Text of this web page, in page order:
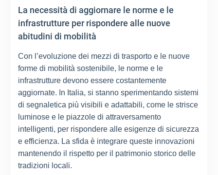
La necessità di aggiornare le norme e le
infrastrutture per rispondere alle nuove
abitudini di mobilità
Con l’evoluzione dei mezzi di trasporto e le nuove
forme di mobilità sostenibile, le norme e le
infrastrutture devono essere costantemente
aggiornate. In Italia, si stanno sperimentando sistemi
di segnaletica più visibili e adattabili, come le strisce
luminose e le piazzole di attraversamento
intelligenti, per rispondere alle esigenze di sicurezza
e efficienza. La sfida è integrare queste innovazioni
mantenendo il rispetto per il patrimonio storico delle
tradizioni locali.